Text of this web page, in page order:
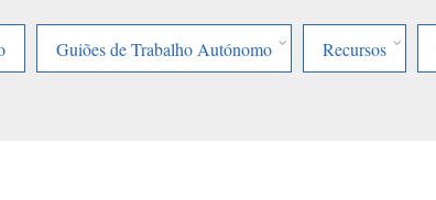
Guiões de Trabalho Autónomo Recursos